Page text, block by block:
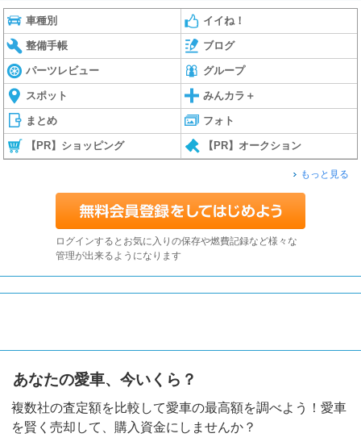
車種別 イイね！
整備手帳 ブログ
パーツレビュー グループ
スポット みんカラ＋
まとめ フォト
【PR】ショッピング 【PR】オークション
もっと見る
ログインするとお気に入りの保存や燃費記録など様々な
管理が出来るようになります
あなたの愛車、今いくら？
複数社の査定額を比較して愛車の最高額を調べよう！愛車
を賢く売却して、購入資金にしませんか？